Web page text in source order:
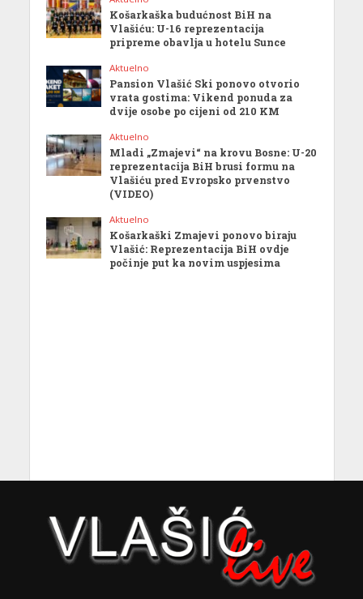
Košarkaška budućnost BiH na
Vlašiću: U-16 reprezentacija
pripreme obavlja u hotelu Sunce
Aktuelno
Pansion Vlašić Ski ponovo otvorio
vrata gostima: Vikend ponuda za
dvije osobe po cijeni od 210 KM
Aktuelno
Mladi „Zmajevi“ na krovu Bosne: U-20
reprezentacija BiH brusi formu na
Vlašiću pred Evropsko prvenstvo
(VIDEO)
Aktuelno
Košarkaški Zmajevi ponovo biraju
Vlašić: Reprezentacija BiH ovdje
počinje put ka novim uspjesima